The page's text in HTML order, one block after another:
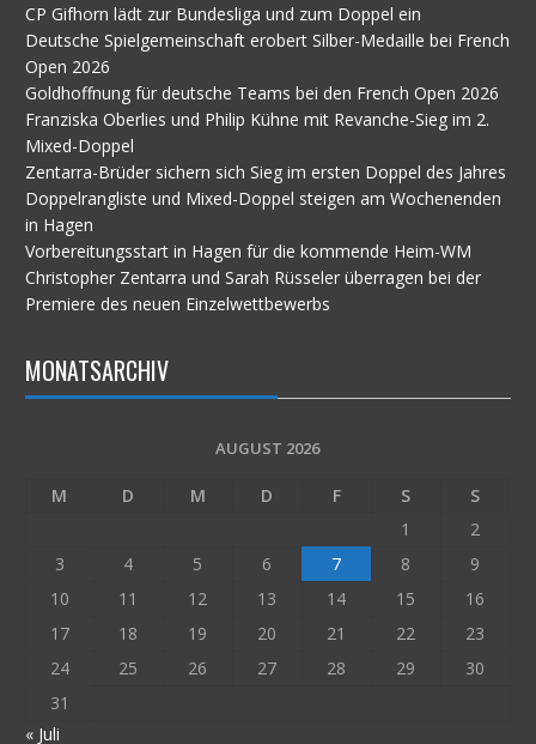
CP Gifhorn lädt zur Bundesliga und zum Doppel ein
Deutsche Spielgemeinschaft erobert Silber-Medaille bei French
Open 2026
Goldhoffnung für deutsche Teams bei den French Open 2026
Franziska Oberlies und Philip Kühne mit Revanche-Sieg im 2.
Mixed-Doppel
Zentarra-Brüder sichern sich Sieg im ersten Doppel des Jahres
Doppelrangliste und Mixed-Doppel steigen am Wochenenden
in Hagen
Vorbereitungsstart in Hagen für die kommende Heim-WM
Christopher Zentarra und Sarah Rüsseler überragen bei der
Premiere des neuen Einzelwettbewerbs
MONATSARCHIV
AUGUST 2026
M D M D F S
S
1
2
3
4 5 6 7 8
9
10
11 12 13 14 15
16
17
18 19 20 21 22
23
24
25 26 27 28 29
30
31
« Juli